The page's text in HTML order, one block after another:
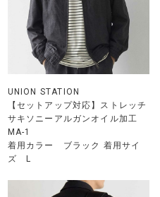
UNION STATION
【セットアップ対応】ストレッチ
サキソニーアルガンオイル加工
MA-1
着用カラー ブラック 着用サイ
ズ L